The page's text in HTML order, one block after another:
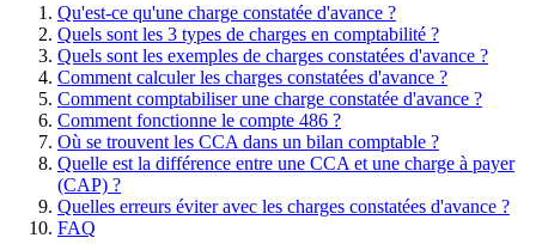
Qu'est-ce qu'une charge constatée d'avance ?
Quels sont les 3 types de charges en comptabilité ?
Quels sont les exemples de charges constatées d'avance ?
Comment calculer les charges constatées d'avance ?
Comment comptabiliser une charge constatée d'avance ?
Comment fonctionne le compte 486 ?
Où se trouvent les CCA dans un bilan comptable ?
Quelle est la différence entre une CCA et une charge à payer
(CAP) ?
Quelles erreurs éviter avec les charges constatées d'avance ?
FAQ